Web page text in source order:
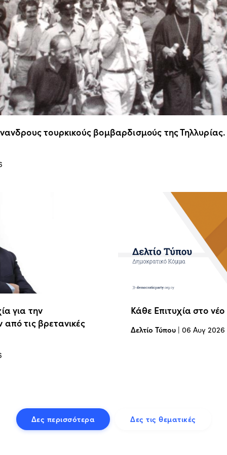
τουρκικούς βομβαρδισμούς της
για την
τις βρετανικές
Κάθε Επιτυχία στο
Δελτίο Τύπου| 06 Αυγ 2026
Δες περισσότερα Δες τις θεματικές